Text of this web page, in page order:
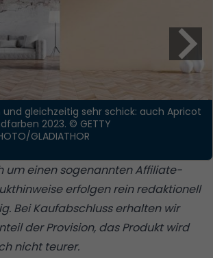
gleichzeitig sehr schick: auch Apricot
2023. © GETTY
GLADIATHOR
um einen sogenannten Affiliate-
erfolgen rein redaktionell
Bei Kaufabschluss erhalten wir
der Provision, das Produkt wird
nicht teurer.